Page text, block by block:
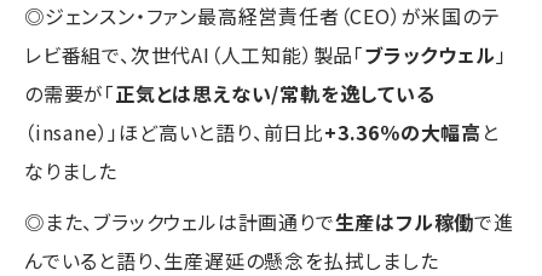
◎ジェンスン・ファン最高経営責任者（CEO）が米国のテ
レビ番組で、次世代AI（人工知能）製品「ブラックウェル 」
の需要が「正気とは思えない/常軌を逸している
（insane）」ほど高いと語り、前日比+3.36％の大幅高 と
なりました
◎また、ブラックウェルは計画通りで生産はフル稼働で進
んでいると語り、生産遅延の懸念を払拭しました